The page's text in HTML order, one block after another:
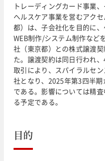
トレーディングカード事業
ヘルスケア事業を営むアク
都）は、子会社化を目的に、
WEB制作/システム制作など
社（東京都）との株式譲渡
た。譲渡契約は同日行われ
取引により、スパイラルセ
社となり、2025年第3四半
である。影響については精
る予定である。
目的